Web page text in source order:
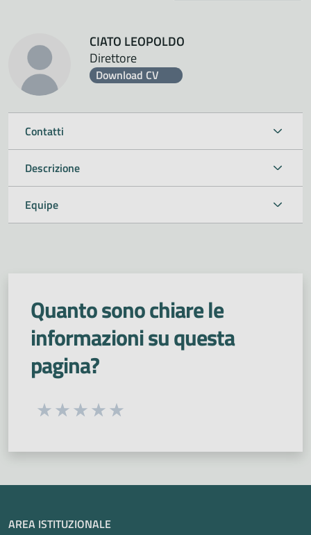
CIATO LEOPOLDO
Direttore
Download CV
Contatti
Descrizione
Equipe
Quanto sono chiare le
informazioni su questa
pagina?
Seleziona una valutazione da 1 a 5 stelle
AREA ISTITUZIONALE